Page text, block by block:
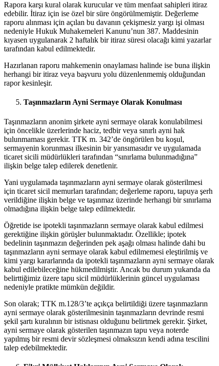
Rapora karşı kural olarak kurucular ve tüm menfaat sahipleri itiraz
edebilir. İtiraz için ise özel bir süre öngörülmemiştir. Değerleme
raporu alınması için açılan bu davanın çekişmesiz yargı işi olması
nedeniyle Hukuk Muhakemeleri Kanunu’nun 387. Maddesinin
kıyasen uygulanarak 2 haftalık bir itiraz süresi olacağı kimi yazarlar
tarafından kabul edilmektedir.
Hazırlanan raporu mahkemenin onaylaması halinde ise buna ilişkin
herhangi bir itiraz veya başvuru yolu düzenlenmemiş olduğundan
rapor kesinleşir.
Taşınmazların Ayni Sermaye Olarak Konulması
Taşınmazların anonim şirkete ayni sermaye olarak konulabilmesi
için öncelikle üzerlerinde haciz, tedbir veya sınırlı ayni hak
bulunmaması gerekir. TTK m. 342’de öngörülen bu koşul,
sermayenin korunması ilkesinin bir yansımasıdır ve uygulamada
ticaret sicili müdürlükleri tarafından “sınırlama bulunmadığına”
ilişkin belge talep edilerek denetlenir.
Yani uygulamada taşınmazların ayni sermaye olarak gösterilmesi
için ticaret sicil memurları tarafından; değerleme raporu, tapuya şerh
verildiğine ilişkin belge ve taşınmaz üzerinde herhangi bir sınırlama
olmadığına ilişkin belge talep edilmektedir.
Öğretide ise ipotekli taşınmazların sermaye olarak kabul edilmesi
gerektiğine ilişkin görüşler bulunmaktadır. Özellikle; ipotek
bedelinin taşınmazın değerinden pek aşağı olması halinde dahi bu
taşınmazların ayni sermaye olarak kabul edilmemesi eleştirilmiş ve
kimi yargı kararlarında da ipotekli taşınmazların ayni sermaye olarak
kabul edilebileceğine hükmedilmiştir. Ancak bu durum yukarıda da
belirttiğimiz üzere tapu sicil müdürlüklerinin güncel uygulaması
nedeniyle pratikte mümkün değildir.
Son olarak; TTK m.128/3’te açıkça belirtildiği üzere taşınmazların
ayni sermaye olarak gösterilmesinin taşınmazların devrinde resmi
şekil şartı kuralının bir istisnası olduğunu belirtmek gerekir. Şirket,
ayni sermaye olarak gösterilen taşınmazın tapu veya noterde
yapılmış bir resmi devir sözleşmesi olmaksızın kendi adına tescilini
talep edebilmektedir.